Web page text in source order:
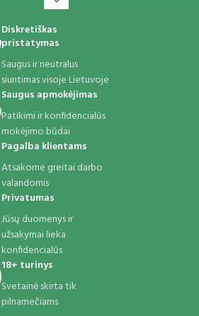
Diskretiškas
pristatymas
Saugus ir neutralus
siuntimas visoje Lietuvoje
Saugus apmokėjimas
Patikimi ir konfidencialūs
mokėjimo būdai
Pagalba klientams
Atsakome greitai darbo
valandomis
Privatumas
Jūsų duomenys ir
užsakymai lieka
konfidencialūs
18+ turinys
Svetainė skirta tik
pilnamečiams